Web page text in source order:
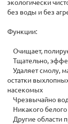
экологически
без воды и без
Функции:
Очищает,
Тщательно,
Удаляет смолу,
остатки
насекомых
Чрезвычайно
Никакого белого
Другие области